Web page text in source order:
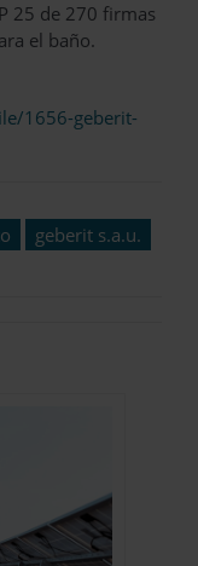
25 de 270 firmas
el baño.
1656-geberit-
geberit s.a.u.